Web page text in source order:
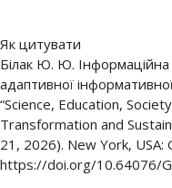
Як цитувати
Білак Ю. Ю. Інформаційна
адаптивної
“Science, Education,
Transformation and
21, 2026). New York, USA:
https://doi.org/10.64076/